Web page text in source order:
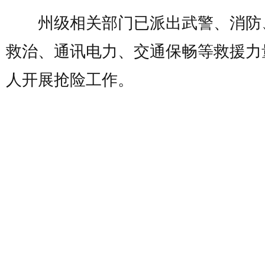
州级相关部门已派出武警、消防
救治、通讯电力、交通保畅等救援力
人开展抢险工作。